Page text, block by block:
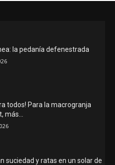
la pedanía defenestrada
todos! Para la macrogranja
más…
suciedad y ratas en un solar de